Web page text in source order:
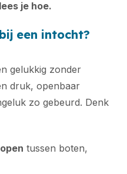
je hoe.
een intocht?
gelukkig zonder
druk, openbaar
zo gebeurd. Denk
tussen boten,